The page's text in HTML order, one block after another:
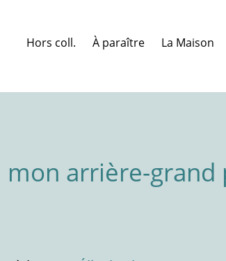
Hors coll. À paraître La Maison
mon arrière-grand